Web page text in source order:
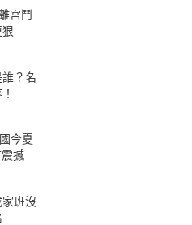
宮鬥
誰？名
今夏
撼
班沒